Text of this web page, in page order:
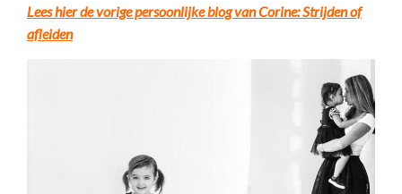
Lees hier de vorige persoonlijke blog van Corine: Strijden of
afleiden